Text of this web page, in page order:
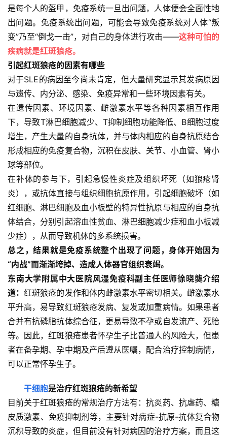
是每个人的盔甲，免疫系统一旦出问题，人体便会全面性地
出问题。免疫系统出问题，可能会导致免疫系统对人体“叛
变”乃至“倒戈一击”，对自己的身体进行攻击——这种可怕的
疾病就是红斑狼疮。
引起红斑狼疮的因素有哪些
对于SLE的病因至今尚未肯定，但大量研究显示其发病原因
与遗传、内分泌、感染、免疫异常和一些环境因素有关。
在遗传因素、环境因素、雌激素水平等各种因素相互作用
下，导致T淋巴细胞减少、T抑制细胞功能降低、B细胞过度
增生，产生大量的自身抗体，并与体内相应的自身抗原结合
形成相应的免疫复合物，沉积在皮肤、关节、小血管、肾小
球等部位。
在补体的参与下，引起急慢性炎症及组织坏死（如狼疮肾
炎），或抗体直接与组织细胞抗原作用，引起细胞破坏（如
红细胞、淋巴细胞及血小板壁的特异性抗原与相应的自身抗
体结合，分别引起溶血性贫血、淋巴细胞减少症和血小板减
少症），从而导致机体的多系统损害。
总之，结果就是免疫系统整个出现了问题，身体开始因为
“内战”而渐渐垮掉、造成人体器官组织衰竭。
东南大学附属中大医院风湿免疫科副主任医师徐晓龑介绍
道：红斑狼疮的发作和体内雌激素水平密切相关。雌激素水
平升高，易导致红斑狼疮发病、复发或加重病情。如果患者
合并有抗磷脂抗体综合征，更易导致不孕或自发流产、死胎
等。因此，红斑狼疮患者怀孕生子比普通人的风险大，但患
者在备孕期、孕中期及产后遵从医嘱，配合治疗控制病情，
可以正常怀孕生子。
干细胞是治疗红斑狼疮的新希望
目前关于红斑狼疮的常规治疗方法有：抗炎药、抗虐药、糖
皮质激素、免疫抑制剂等，主要针对病症-抗原-抗体复合物
沉积导致的炎症，但目前没有针对病因的治疗方案，而且这